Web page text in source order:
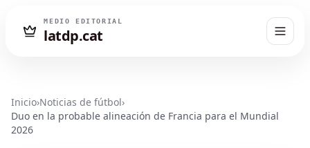
MEDIO EDITORIAL
latdp.cat
Inicio›Noticias de fútbol›
Duo en la probable alineación de Francia para el Mundial
2026